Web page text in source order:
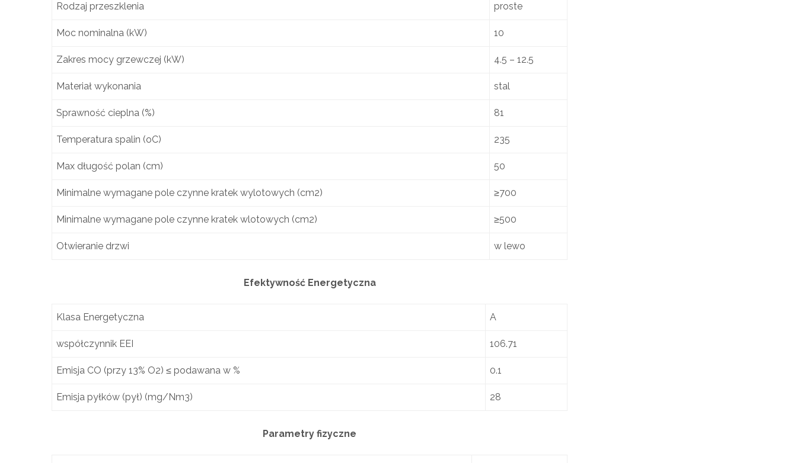
Rodzaj przeszklenia proste
Moc nominalna (kW) 10
Zakres mocy grzewczej (kW) 4.5 – 12.5
Materiał wykonania stal
Sprawność cieplna (%) 81
Temperatura spalin (oC) 235
Max długość polan (cm) 50
Minimalne wymagane pole czynne kratek wylotowych (cm2) ≥700
Minimalne wymagane pole czynne kratek wlotowych (cm2) ≥500
Otwieranie drzwi w lewo
Efektywność Energetyczna
Klasa Energetyczna A
współczynnik EEI 106.71
Emisja CO (przy 13% O2) ≤ podawana w % 0.1
Emisja pyłków (pył) (mg/Nm3) 28
Parametry fizyczne